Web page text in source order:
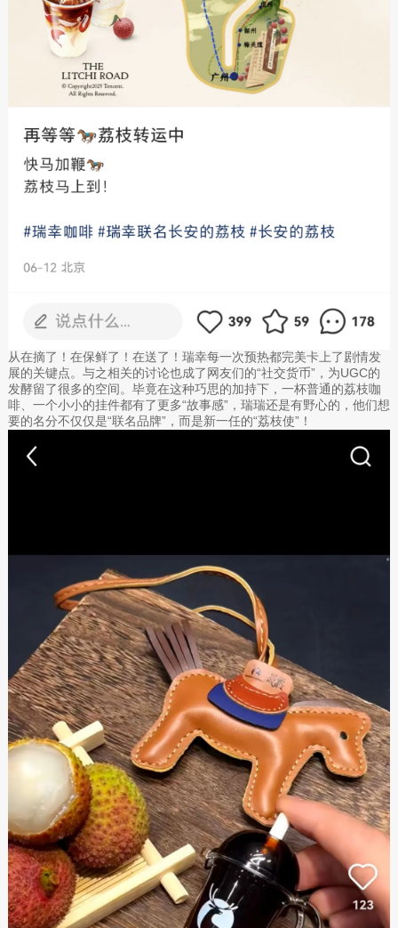
从在摘了！在保鲜了！在送了！瑞幸每一次预热都完美卡上了剧情发
展的关键点。与之相关的讨论也成了网友们的“社交货币”，为UGC的
发酵留了很多的空间。毕竟在这种巧思的加持下，一杯普通的荔枝咖
啡、一个小小的挂件都有了更多“故事感”，瑞瑞还是有野心的，他们想
要的名分不仅仅是“联名品牌”，而是新一任的“荔枝使”！